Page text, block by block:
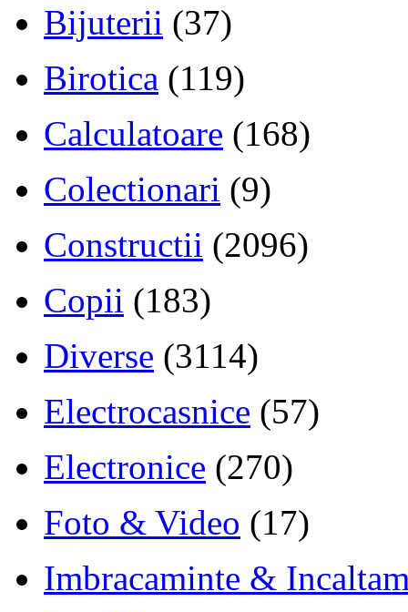
Bijuterii (37)
Birotica (119)
Calculatoare (168)
Colectionari (9)
Constructii (2096)
Copii (183)
Diverse (3114)
Electrocasnice (57)
Electronice (270)
Foto & Video (17)
Imbracaminte &